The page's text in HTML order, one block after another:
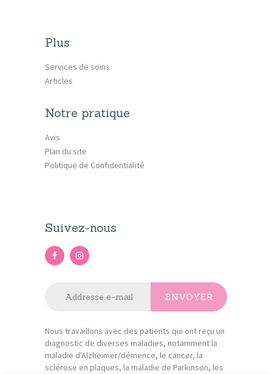
Plus
Services de soins
Articles
Notre pratique
Avis
Plan du site
Politique de Confidentialité
Suivez-nous
Nous travaillons avec des patients qui ont reçu un
diagnostic de diverses maladies, notamment la
maladie d'Alzheimer/démence, le cancer, la
sclérose en plaques, la maladie de Parkinson, les